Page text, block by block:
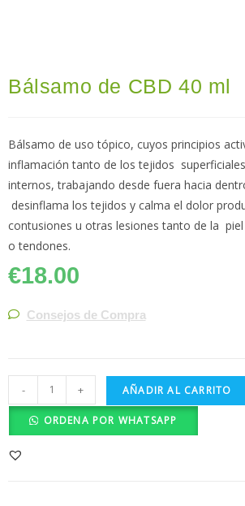
Bálsamo de CBD 40 ml
Bálsamo de uso tópico, cuyos principios
inflamación tanto de los tejidos
internos, trabajando desde fuera hacia
desinflama los tejidos y calma el dolor
contusiones u otras lesiones tanto de la
o tendones.
€18.00
Consejos de Compra
- + AÑADIR AL CARRITO
ORDENA POR WHATSAPP